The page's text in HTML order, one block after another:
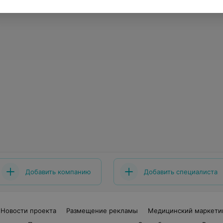
Добавить компанию Добавить специалиста
Новости проекта Размещение рекламы
Медицинский